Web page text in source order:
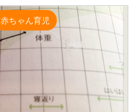
赤ちゃん育児